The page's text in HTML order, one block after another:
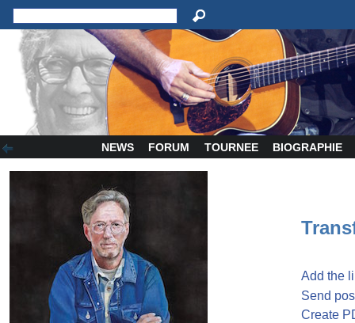
NEWS FORUM TOURNEE BIOGRAPHIE
Add the
Send
Create